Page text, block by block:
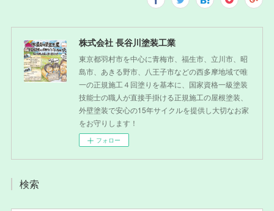
株式会社 長谷川塗装工業
東京都羽村市を中心に青梅市、福生市、立川市、昭
島市、あきる野市、八王子市などの西多摩地域で唯
一の正規施工４回塗りを基本に、国家資格一級塗装
技能士の職人が直接手掛ける正規施工の屋根塗装、
外壁塗装で安心の15年サイクルを提供し大切なお家
をお守りします！
フォロー
検索